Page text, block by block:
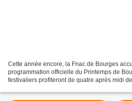
Cette année encore, la Fnac de Bourges
programmation officielle du Printemps de
festivaliers profiteront de quatre après midi